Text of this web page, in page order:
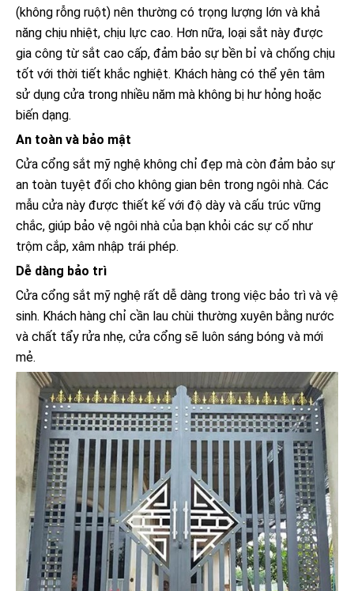
(không rỗng ruột) nên thường có trọng lượng lớn và khả
năng chịu nhiệt, chịu lực cao. Hơn nữa, loại sắt này được
gia công từ sắt cao cấp, đảm bảo sự bền bỉ và chống chịu
tốt với thời tiết khắc nghiệt. Khách hàng có thể yên tâm
sử dụng cửa trong nhiều năm mà không bị hư hỏng hoặc
biến dạng.
An toàn và bảo mật
Cửa cổng sắt mỹ nghệ không chỉ đẹp mà còn đảm bảo sự
an toàn tuyệt đối cho không gian bên trong ngôi nhà. Các
mẫu cửa này được thiết kế với độ dày và cấu trúc vững
chắc, giúp bảo vệ ngôi nhà của bạn khỏi các sự cố như
trộm cắp, xâm nhập trái phép.
Dễ dàng bảo trì
Cửa cổng sắt mỹ nghệ rất dễ dàng trong việc bảo trì và vệ
sinh. Khách hàng chỉ cần lau chùi thường xuyên bằng nước
và chất tẩy rửa nhẹ, cửa cổng sẽ luôn sáng bóng và mới
mẻ.